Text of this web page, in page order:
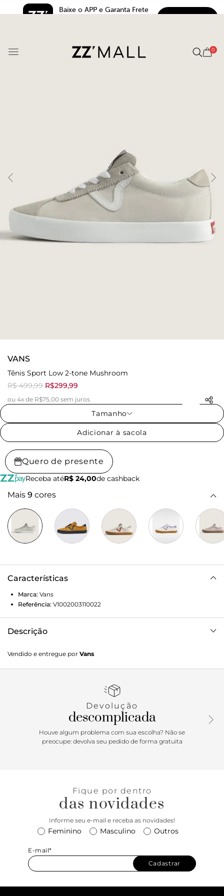
Baixe o APP e Garanta Frete
0
VANS
Tênis Sport Low 2-tone Mushroom
R$ 499,99 R$299,99
ou 4x de R$75,00 sem juros
Tamanho
Adicionar à sacola
Quero de presente
Receba atéR$ 24,00de cashback
Mais 9 cores
Características
Marca: Vans
Referência: V1002003110022
Descrição
Tênis Sport Low 2-tone Mushroom é uma nova
interpretação do Skate Vans Sport original. Da gola aberta
tênis de cano baixo vulcanizado combina perfeitamente
Vendido e entregue por Vans
Devolução
descomplicada
Houve algum problema com sua escolha? Não se
preocupe: devolva seu pedido de forma gratuita
Fique por dentro
das novidades
Informe seu e-mail e receba as novidades!
Feminino Masculino Outros
E-mail*
Cadastrar